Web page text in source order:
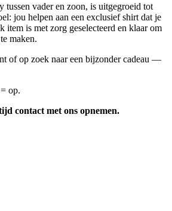
tussen vader en zoon, is uitgegroeid tot
jou helpen aan een exclusief shirt dat je
item is met zorg geselecteerd en klaar om
maken.
of op zoek naar een bijzonder cadeau —
op.
contact met ons opnemen.